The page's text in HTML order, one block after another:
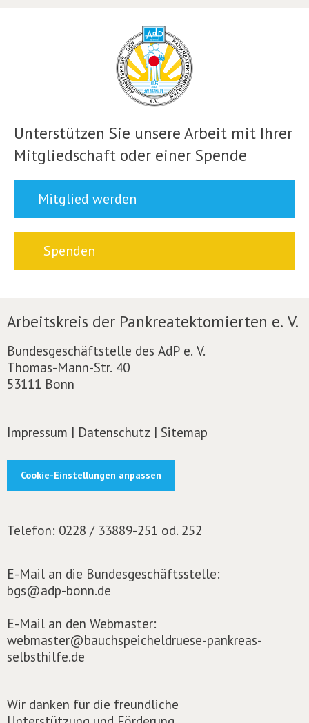
Unterstützen Sie unsere Arbeit mit Ihrer
Mitgliedschaft oder einer Spende
Mitglied werden
Spenden
Arbeitskreis der Pankreatektomierten e. V.
Bundesgeschäftstelle des AdP e. V.
Thomas-Mann-Str. 40
53111 Bonn
Impressum | Datenschutz | Sitemap
Cookie-Einstellungen anpassen
Telefon: 0228 / 33889-251 od. 252
E-Mail an die Bundesgeschäftsstelle:
bgs@adp-bonn.de
E-Mail an den Webmaster:
webmaster@bauchspeicheldruese-pankreas-
selbsthilfe.de
Wir danken für die freundliche